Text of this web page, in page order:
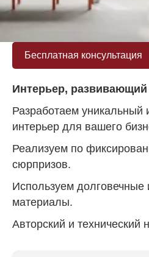
Бесплатная консультация
Интерьер, развивающий
Разработаем
интерьер для вашего
Реализуем по
сюрпризов.
Используем
материалы.
Авторский и технический